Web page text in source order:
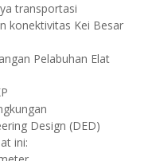
transportasi
konektivitas Kei Besar
Pelabuhan Elat
Design (DED)
ini: